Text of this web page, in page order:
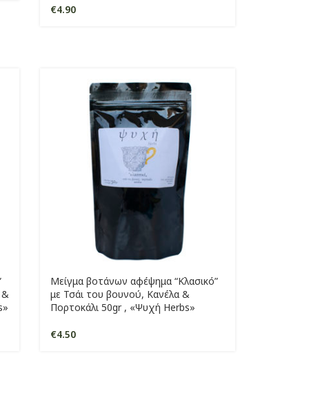
€4.90
&
Μείγμα βοτάνων αφέψημα “Κλασικό”
με Τσάι του βουνού, Κανέλα &
Πορτοκάλι 50gr , «Ψυχή Herbs»
€4.50